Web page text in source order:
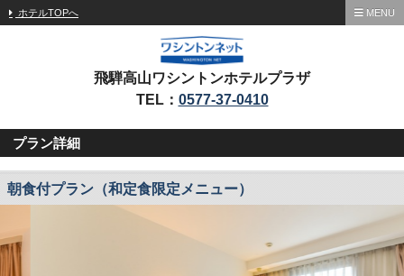
ホテルTOPへ MENU
飛騨高山ワシントンホテルプラザ
TEL： 0577-37-0410
プラン詳細
朝食付プラン（和定食限定メニュー）